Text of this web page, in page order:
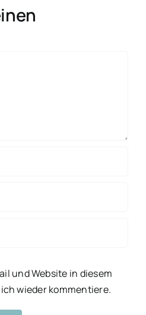
und Website in diesem
wieder kommentiere.